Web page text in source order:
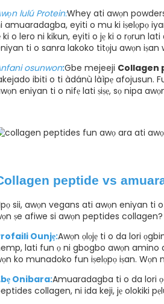
lulú Protein:Whey ati awọn
amuaradagba, eyiti o mu ki iṣelọpọ
ki o lero ni kikun, eyiti o jẹ ki o rọrun
ti o sanra lakoko titọju awọn iṣan
osunwon:Gbe mejeeji Collagen
ibiti o ti àdánù làìpẹ afojusun.
eniyan ti o nifẹ lati ṣiṣẹ, sọ nipa
peptide vs
sii, awọn vegans ati awọn eniyan ti
ṣe afiwe si awọn peptides collagen?
Ounjẹ:Awọn ọlọjẹ ti o da lori
lati fun ọ ni gbogbo awọn amino
ko munadoko fun iṣelọpọ iṣan.
Onibara:Amuaradagba ti o da lori
collagen, ni ida keji, jẹ olokiki